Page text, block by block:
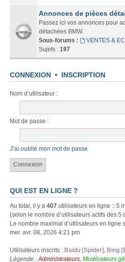
Annonces de pièces
Passez ici vos annonces pour
détachées BMW.
Sous-forums :
VENTES &
Sujets : 197
CONNEXION • INSCRIPTION
Nom d’utilisateur :
Mot de passe :
J’ai oublié mon mot de passe
QUI EST EN LIGNE ?
Au total, il y a 407 utilisateurs en ligne :: 5
(selon le nombre d’utilisateurs actifs des 5
Le nombre maximal d’utilisateurs en ligne
mer. avr. 08, 2026 4:21 pm
Utilisateurs inscrits : Baidu [Spider], Bing
Légende :Administrateurs, Modérateurs